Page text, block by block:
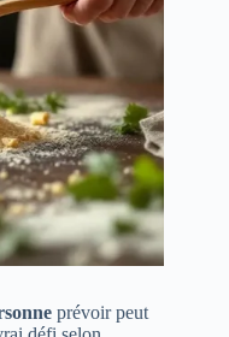
prévoir peut